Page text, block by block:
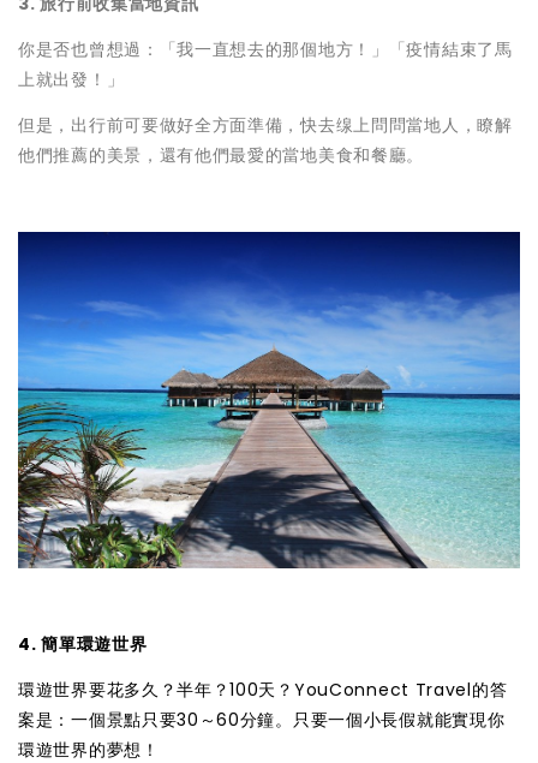
你是否也曾想過：「我一直想去的那個地方！」「疫情結束了馬
上就出發！」
但是，出行前可要做好全方面準備，快去缐上問問當地人，瞭解
他們推薦的美景，還有他們最愛的當地美食和餐廳。
4. 簡單環遊世界
環遊世界要花多久？半年？100天？YouConnect Travel的答
案是：一個景點只要30～60分鐘。只要一個小長假就能實現你
環遊世界的夢想！